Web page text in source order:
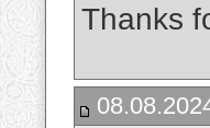
Thanks